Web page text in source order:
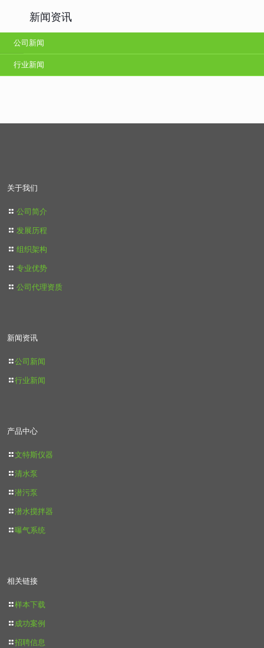
新闻资讯
公司新闻
行业新闻
关于我们
公司简介
发展历程
组织架构
专业优势
公司代理资质
新闻资讯
公司新闻
行业新闻
产品中心
文特斯仪器
清水泵
潜污泵
潜水搅拌器
曝气系统
相关链接
样本下载
成功案例
招聘信息